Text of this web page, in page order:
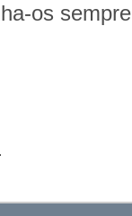
os sempre